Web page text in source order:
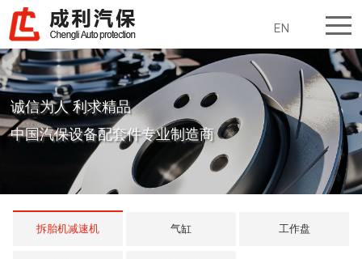
EN
诚信为人 利求精品
中国汽保设备配套件专业制造商
拆胎机减速机 气缸 工作盘